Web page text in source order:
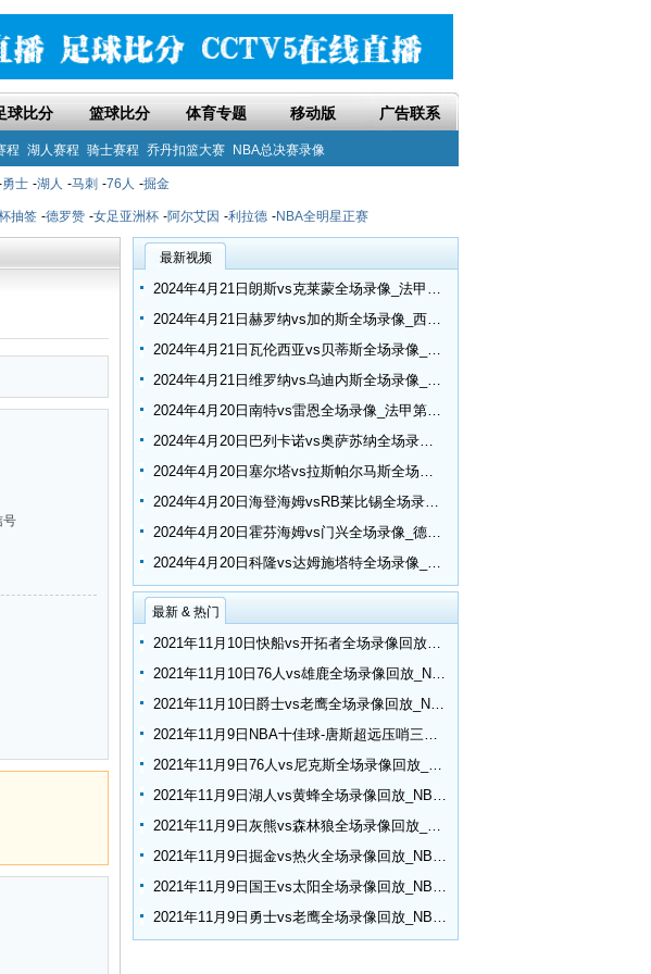
球比分 篮球比分 体育专题 移动版 广告联系
程 湖人赛程 骑士赛程 乔丹扣篮大赛 NBA总决赛录像
勇士 -湖人 -马刺 -76人 -掘金
抽签 -德罗赞 -女足亚洲杯 -阿尔艾因 -利拉德 -NBA全明星正赛
号
最新视频
2024年4月21日朗斯vs克莱蒙全场录像_法甲第30轮
2024年4月21日赫罗纳vs加的斯全场录像_西甲第32轮
2024年4月21日瓦伦西亚vs贝蒂斯全场录像_西甲第32轮
2024年4月21日维罗纳vs乌迪内斯全场录像_意甲第33轮
2024年4月20日南特vs雷恩全场录像_法甲第30轮
2024年4月20日巴列卡诺vs奥萨苏纳全场录像_西甲第32轮
2024年4月20日塞尔塔vs拉斯帕尔马斯全场录像_西甲第32轮
2024年4月20日海登海姆vsRB莱比锡全场录像_德甲第30轮
2024年4月20日霍芬海姆vs门兴全场录像_德甲第30轮
2024年4月20日科隆vs达姆施塔特全场录像_德甲第30轮
最新 & 热门
2021年11月10日快船vs开拓者全场录像回放_NBA常规赛
2021年11月10日76人vs雄鹿全场录像回放_NBA常规赛
2021年11月10日爵士vs老鹰全场录像回放_NBA常规赛
2021年11月9日NBA十佳球-唐斯超远压哨三分 小乔丹空接隔扣
2021年11月9日76人vs尼克斯全场录像回放_NBA常规赛
2021年11月9日湖人vs黄蜂全场录像回放_NBA常规赛
2021年11月9日灰熊vs森林狼全场录像回放_NBA常规赛
2021年11月9日掘金vs热火全场录像回放_NBA常规赛
2021年11月9日国王vs太阳全场录像回放_NBA常规赛
2021年11月9日勇士vs老鹰全场录像回放_NBA常规赛